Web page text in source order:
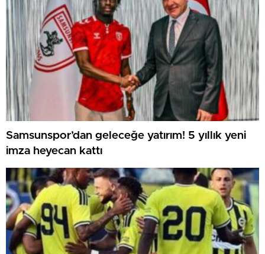
Samsunspor’dan geleceğe yatırım! 5 yıllık yeni
imza heyecan kattı